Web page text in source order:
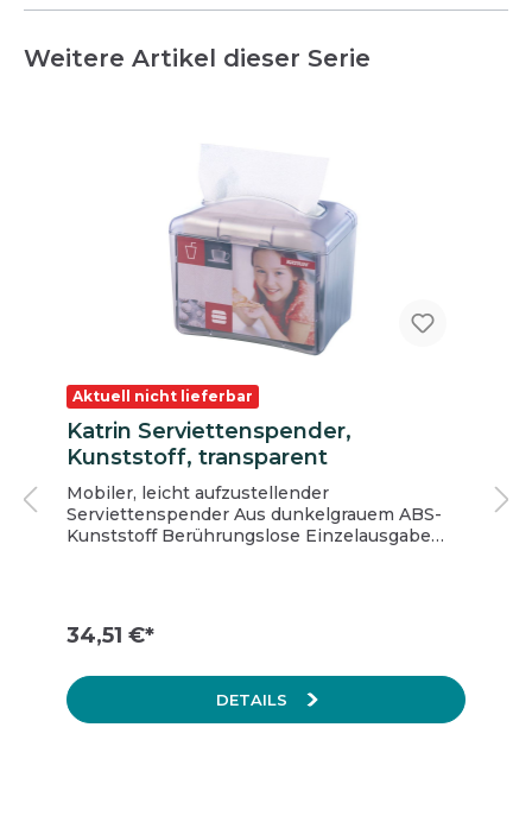
Weitere Artikel dieser Serie
Aktuell nicht lieferbar
Katrin Serviettenspender,
Kunststoff, transparent
Mobiler, leicht aufzustellender
Serviettenspender Aus dunkelgrauem ABS-
Kunststoff Berührungslose Einzelausgabe
34,51 €*
DETAILS